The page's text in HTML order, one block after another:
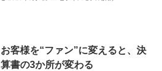
お客様を“ファン”に変えると、決
算書の3か所が変わる